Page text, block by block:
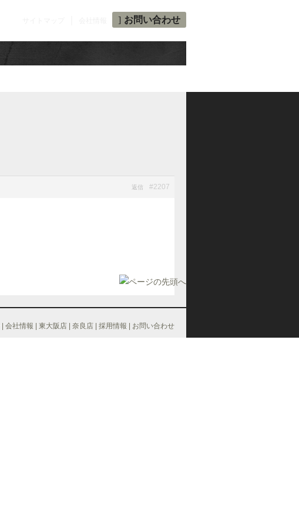
お問い合わせ
#2207
返信
会社情報 東大阪店 奈良店 採用情報 お問い合わせ